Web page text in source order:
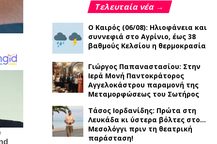
Τελευταία νέα →
Ο Καιρός (06/08): Ηλιοφάνεια και
συννεφιά στο Αγρίνιο, έως 38
βαθμούς Κελσίου η θερμοκρασία
Γιώργος Παπαναστασίου: Στην
Ιερά Μονή Παντοκράτορος
Αγγελοκάστρου παραμονή της
Μεταμορφώσεως του Σωτήρος
Τάσος Ιορδανίδης: Πρώτα στη
Λευκάδα κι ύστερα βόλτες στο…
Μεσολόγγι πριν τη θεατρική
παράσταση!